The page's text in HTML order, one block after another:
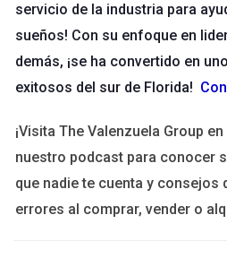
Empresa B ha implementado
incluyen desde asesoramiento
yoga gratuitas. Esto ha mejorado
laboral. Los empleados reportan
retiros anuales que fomentan la
servicio de la industria para
sueños! Con su enfoque en
demás, ¡se ha convertido en
exitosos del sur de Florida!
¡Visita The Valenzuela Group
nuestro podcast para conocer
que nadie te cuenta y consejos
errores al comprar, vender o